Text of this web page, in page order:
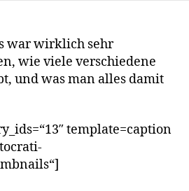
war wirklich sehr
wie viele verschiedene
und was man alles damit
template=caption